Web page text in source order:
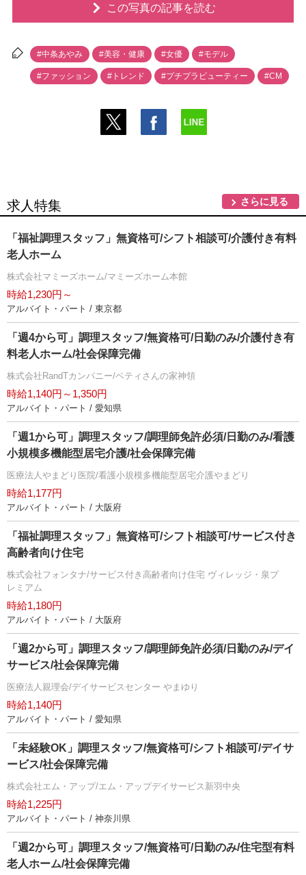
この写真の記事を読む
#中条あやみ #美容・健康 #女優 #モデル
#ファッション #トレンド #プチプラビューティー #CM
求人特集 さらに見る
「福祉調理スタッフ」無資格可/シフト相談可/介護付き有料
老人ホーム
株式会社マミーズホーム/マミーズホーム本館
時給1,230円～
アルバイト・パート / 東京都
「週4から可」調理スタッフ/無資格可/日勤のみ/介護付き有
料老人ホーム/社会保障完備
株式会社RandTカンパニー/ベティさんの家神領
時給1,140円～1,350円
アルバイト・パート / 愛知県
「週1から可」調理スタッフ/調理師免許必須/日勤のみ/看護
小規模多機能型居宅介護/社会保障完備
医療法人やまどり医院/看護小規模多機能型居宅介護やまどり
時給1,177円
アルバイト・パート / 大阪府
「福祉調理スタッフ」無資格可/シフト相談可/サービス付き
高齢者向け住宅
株式会社フォンタナ/サービス付き高齢者向け住宅 ヴィレッジ・泉プ
レミアム
時給1,180円
アルバイト・パート / 大阪府
「週2から可」調理スタッフ/調理師免許必須/日勤のみ/デイ
サービス/社会保障完備
医療法人親理会/デイサービスセンター やまゆり
時給1,140円
アルバイト・パート / 愛知県
「未経験OK」調理スタッフ/無資格可/シフト相談可/デイサ
ービス/社会保障完備
株式会社エム・アップ/エム・アップデイサービス新羽中央
時給1,225円
アルバイト・パート / 神奈川県
「週2から可」調理スタッフ/無資格可/日勤のみ/住宅型有料
老人ホーム/社会保障完備